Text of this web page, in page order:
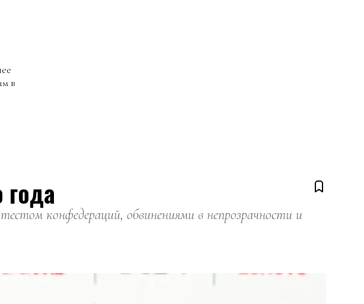
в
конфедераций, обвинениями в непрозрачности и